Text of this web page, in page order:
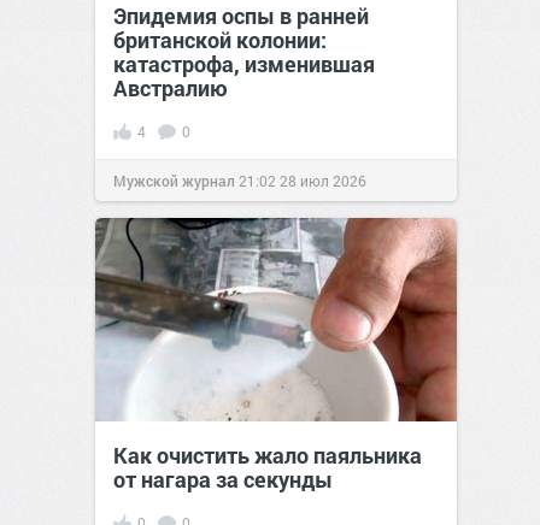
Эпидемия оспы в ранней
британской колонии:
катастрофа, изменившая
Австралию
4 0
Мужской журнал 21:02 28 июл 2026
Как очистить жало паяльника
от нагара за секунды